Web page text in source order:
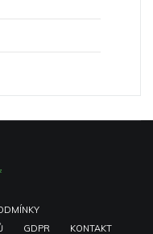
GDPR KONTAKT